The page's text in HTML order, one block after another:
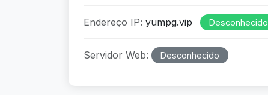
Endereço IP: yumpg.vip Desconhecido
Servidor Web: Desconhecido